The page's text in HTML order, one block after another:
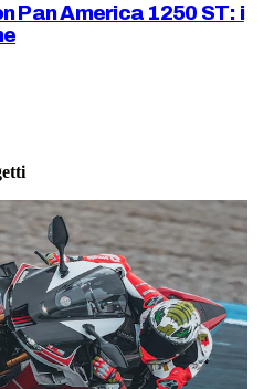
Pan America 1250 ST: i